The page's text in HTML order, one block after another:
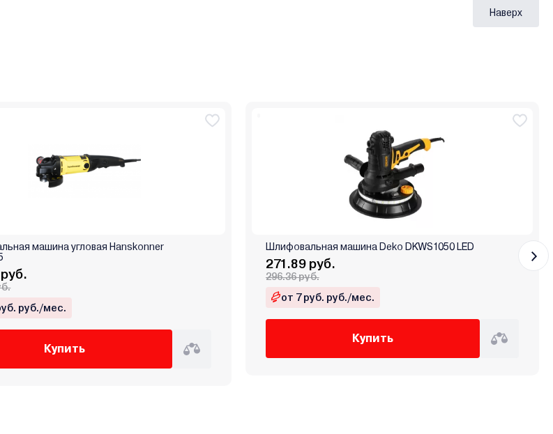
Наверх
машина угловая Hanskonner
руб./мес.
Купить
Шлифовальная машина Deko DKWS1050 LED
271.89 руб.
296.36 руб.
от 7 руб. руб./мес.
Купить